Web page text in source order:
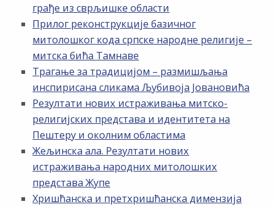
грађе из сврљишке области
Прилог реконструкције базичног
митолошког кода српске народне религије –
митска бића Тамнаве
Трагање за традицијом – размишљања
инспирисана сликама Љубивоја Јовановића
Резултати нових истраживања митско-
религијских представа и идентитета на
Пештеру и околним областима
Жељинска ала. Резултати нових
истраживања народних митолошких
представа Жупе
Хришћанска и претхришћанска димензија